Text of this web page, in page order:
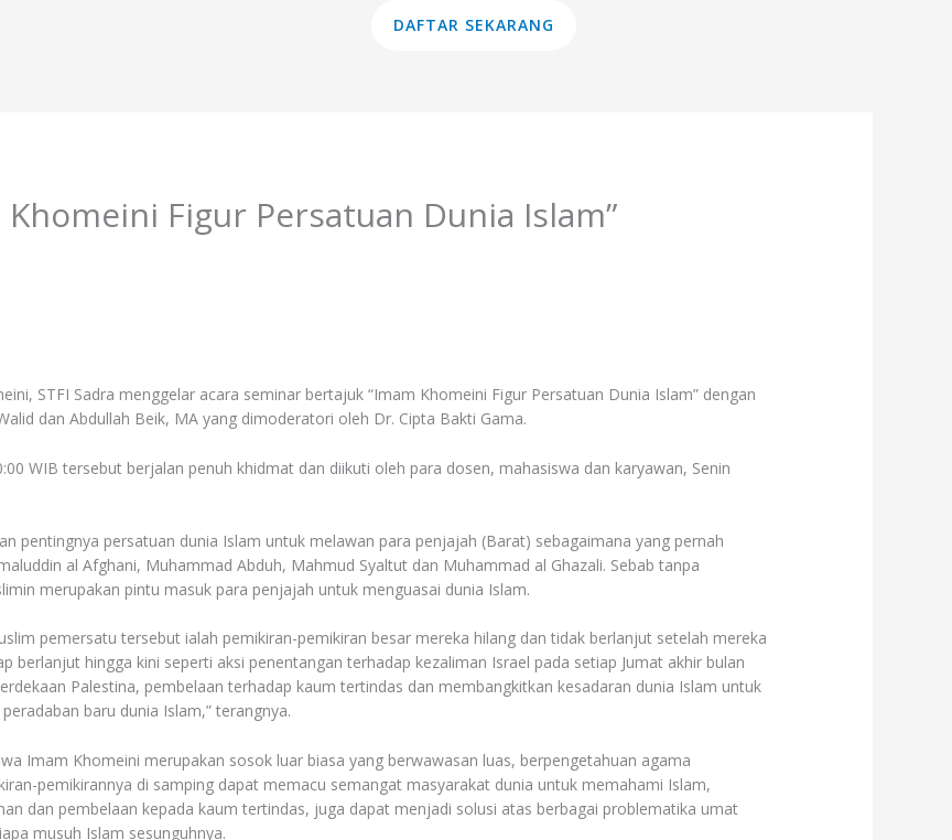
DAFTAR SEKARANG
Figur Persatuan Dunia Islam”
STFI Sadra menggelar acara seminar bertajuk “Imam Khomeini Figur Persatuan Dunia Islam” dengan
dan Abdullah Beik, MA yang dimoderatori oleh Dr. Cipta Bakti Gama.
WIB tersebut berjalan penuh khidmat dan diikuti oleh para dosen, mahasiswa dan karyawan, Senin
pentingnya persatuan dunia Islam untuk melawan para penjajah (Barat) sebagaimana yang pernah
al Afghani, Muhammad Abduh, Mahmud Syaltut dan Muhammad al Ghazali. Sebab tanpa
merupakan pintu masuk para penjajah untuk menguasai dunia Islam.
pemersatu tersebut ialah pemikiran-pemikiran besar mereka hilang dan tidak berlanjut setelah mereka
berlanjut hingga kini seperti aksi penentangan terhadap kezaliman Israel pada setiap Jumat akhir bulan
Palestina, pembelaan terhadap kaum tertindas dan membangkitkan kesadaran dunia Islam untuk
baru dunia Islam,” terangnya.
Imam Khomeini merupakan sosok luar biasa yang berwawasan luas, berpengetahuan agama
pemikirannya di samping dapat memacu semangat masyarakat dunia untuk memahami Islam,
dan pembelaan kepada kaum tertindas, juga dapat menjadi solusi atas berbagai problematika umat
musuh Islam sesunguhnya.